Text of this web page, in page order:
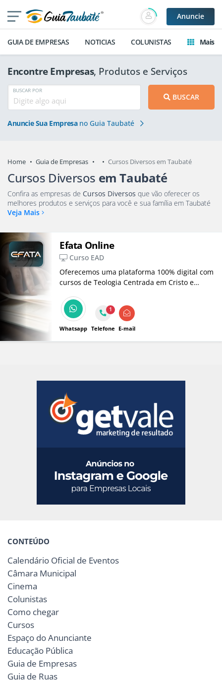
Anuncie
GUIA DE EMPRESAS NOTICIAS COLUNISTAS Mais
Encontre Empresas, Produtos e Serviços
BUSCAR POR
BUSCAR
Anuncie Sua Empresano Guia Taubaté
Home Guia de Empresas Cursos Diversos em Taubaté
Cursos Diversos em Taubaté
Confira as empresas de Cursos Diversos que vão oferecer os
melhores produtos e serviços para você e sua família em Taubaté
Veja Mais
Efata Online
Curso EAD
Oferecemos uma plataforma 100% digital com
cursos de Teologia Centrada em Cristo e
conosco e alcançar novos patamares em sua
jornada de fé!
Whatsapp
1
Telefone E-mail
CONTEÚDO
Calendário Oficial de Eventos
Câmara Municipal
Cinema
Colunistas
Como chegar
Cursos
Espaço do Anunciante
Educação Pública
Guia de Empresas
Guia de Ruas